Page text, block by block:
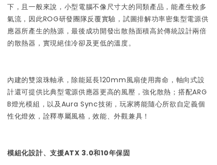
下，且一般來說，小型電腦不像尺寸大的同類產品，能產生較多
氣流，因此ROG研發團隊反覆實驗，試圖排解功率密集型電源供
應器所產生的熱源，最後成功開發出散熱面積高於傳統設計兩倍
的散熱器，實現絕佳冷卻及更低的溫度。
內建的雙滾珠軸承，除能延長120mm風扇使用壽命，軸向式設
計還可提供比典型電源供應器更高的風壓，強化散熱；搭配ARG
B燈光模組，以及Aura Sync技術，玩家將能隨心所欲自定義個
性化燈效，詮釋專屬風格，效能、外觀兼具！
模組化設計、支援ATX 3.0和10年保固